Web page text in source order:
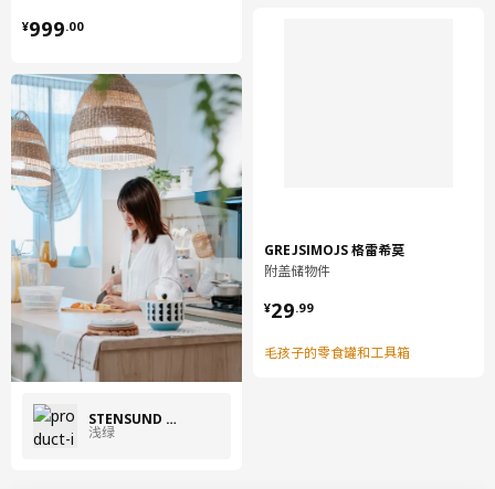
¥999.00
¥ 999.00
STENSUND 史丹桑德
浅绿
GREJSIMOJS 格雷希莫
附盖储物件
¥29.99
¥ 29.99
毛孩子的零食罐和工具箱